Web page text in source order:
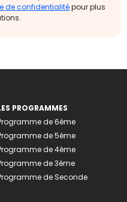
de confidentialitépour plus
PROGRAMMES
de 6ème
de 5ème
de 4ème
de 3ème
de Seconde